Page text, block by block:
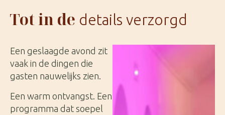
Tot in de details verzorgd
Een geslaagde avond zit
vaak in de dingen die
gasten nauwelijks zien.
Een warm ontvangst. Een
programma dat soepel